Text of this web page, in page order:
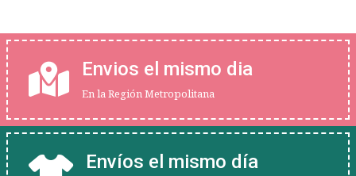
Envios el mismo dia
En la Región Metropolitana
Envíos el mismo día